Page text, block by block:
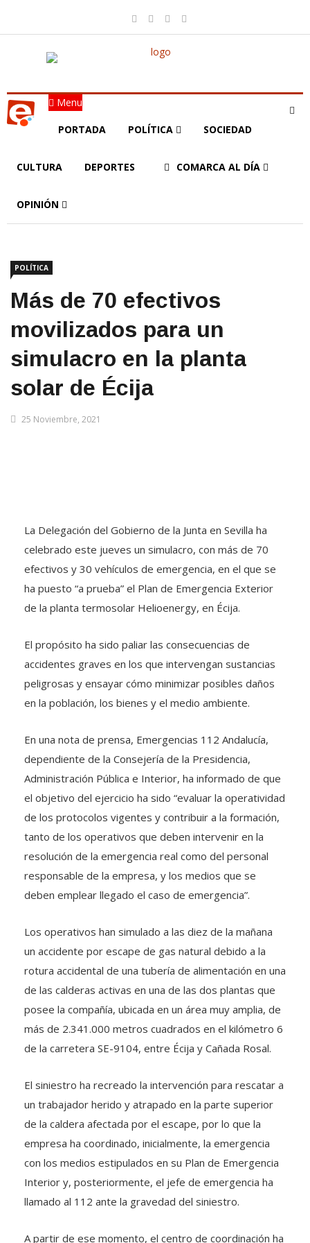
Menu
PORTADA POLÍTICA SOCIEDAD
CULTURA DEPORTES COMARCA AL DÍA
OPINIÓN
POLÍTICA
Más de 70 efectivos
movilizados para un
simulacro en la planta
solar de Écija
25 Noviembre, 2021
La Delegación del Gobierno de la Junta en Sevilla ha
celebrado este jueves un simulacro, con más de 70
efectivos y 30 vehículos de emergencia, en el que se
ha puesto “a prueba” el Plan de Emergencia Exterior
de la planta termosolar Helioenergy, en Écija.
El propósito ha sido paliar las consecuencias de
accidentes graves en los que intervengan sustancias
peligrosas y ensayar cómo minimizar posibles daños
en la población, los bienes y el medio ambiente.
En una nota de prensa, Emergencias 112 Andalucía,
dependiente de la Consejería de la Presidencia,
Administración Pública e Interior, ha informado de que
el objetivo del ejercicio ha sido “evaluar la operatividad
de los protocolos vigentes y contribuir a la formación,
tanto de los operativos que deben intervenir en la
resolución de la emergencia real como del personal
responsable de la empresa, y los medios que se
deben emplear llegado el caso de emergencia”.
Los operativos han simulado a las diez de la mañana
un accidente por escape de gas natural debido a la
rotura accidental de una tubería de alimentación en una
de las calderas activas en una de las dos plantas que
posee la compañía, ubicada en un área muy amplia, de
más de 2.341.000 metros cuadrados en el kilómetro 6
de la carretera SE-9104, entre Écija y Cañada Rosal.
El siniestro ha recreado la intervención para rescatar a
un trabajador herido y atrapado en la parte superior
de la caldera afectada por el escape, por lo que la
empresa ha coordinado, inicialmente, la emergencia
con los medios estipulados en su Plan de Emergencia
Interior y, posteriormente, el jefe de emergencia ha
llamado al 112 ante la gravedad del siniestro.
A partir de ese momento, el centro de coordinación ha